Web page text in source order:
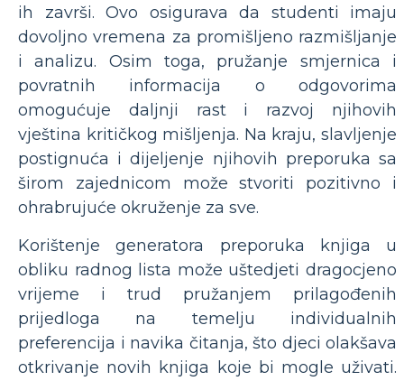
ih završi. Ovo osigurava da studenti imaju
dovoljno vremena za promišljeno razmišljanje
i analizu. Osim toga, pružanje smjernica i
povratnih informacija o odgovorima
omogućuje daljnji rast i razvoj njihovih
vještina kritičkog mišljenja. Na kraju, slavljenje
postignuća i dijeljenje njihovih preporuka sa
širom zajednicom može stvoriti pozitivno i
ohrabrujuće okruženje za sve.
Korištenje generatora preporuka knjiga u
obliku radnog lista može uštedjeti dragocjeno
vrijeme i trud pružanjem prilagođenih
prijedloga na temelju individualnih
preferencija i navika čitanja, što djeci olakšava
otkrivanje novih knjiga koje bi mogle uživati.